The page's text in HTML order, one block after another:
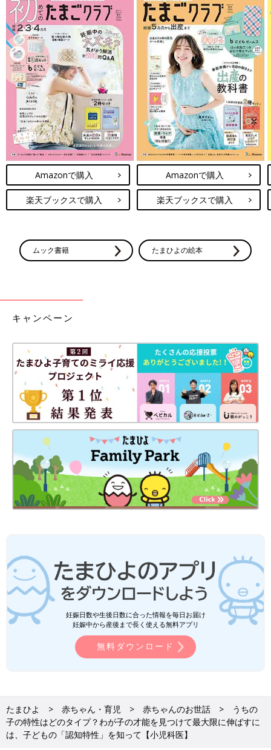
Amazonで購入
楽天ブックスで購入
Amazonで購入
楽天ブックスで購入
ムック書籍 たまひよの絵本
キャンペーン
妊娠日数や生後日数に合った情報を毎日お届け
妊娠中から産後まで長く使える無料アプリ
無料ダウンロード
たまひよ 赤ちゃん・育児 赤ちゃんのお世話
うちの
子の特性はどのタイプ？わが子の才能を見つけて最大限に伸ばすに
は、子どもの「認知特性」を知って【小児科医】